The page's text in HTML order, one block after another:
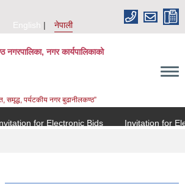
English
नेपाली
नगरपालिका, नगर कार्यपालिकाको
समृद्ध, पर्यटकीय नगर बुढानीलकण्ठ”
for Electronic Bids
Invitation for